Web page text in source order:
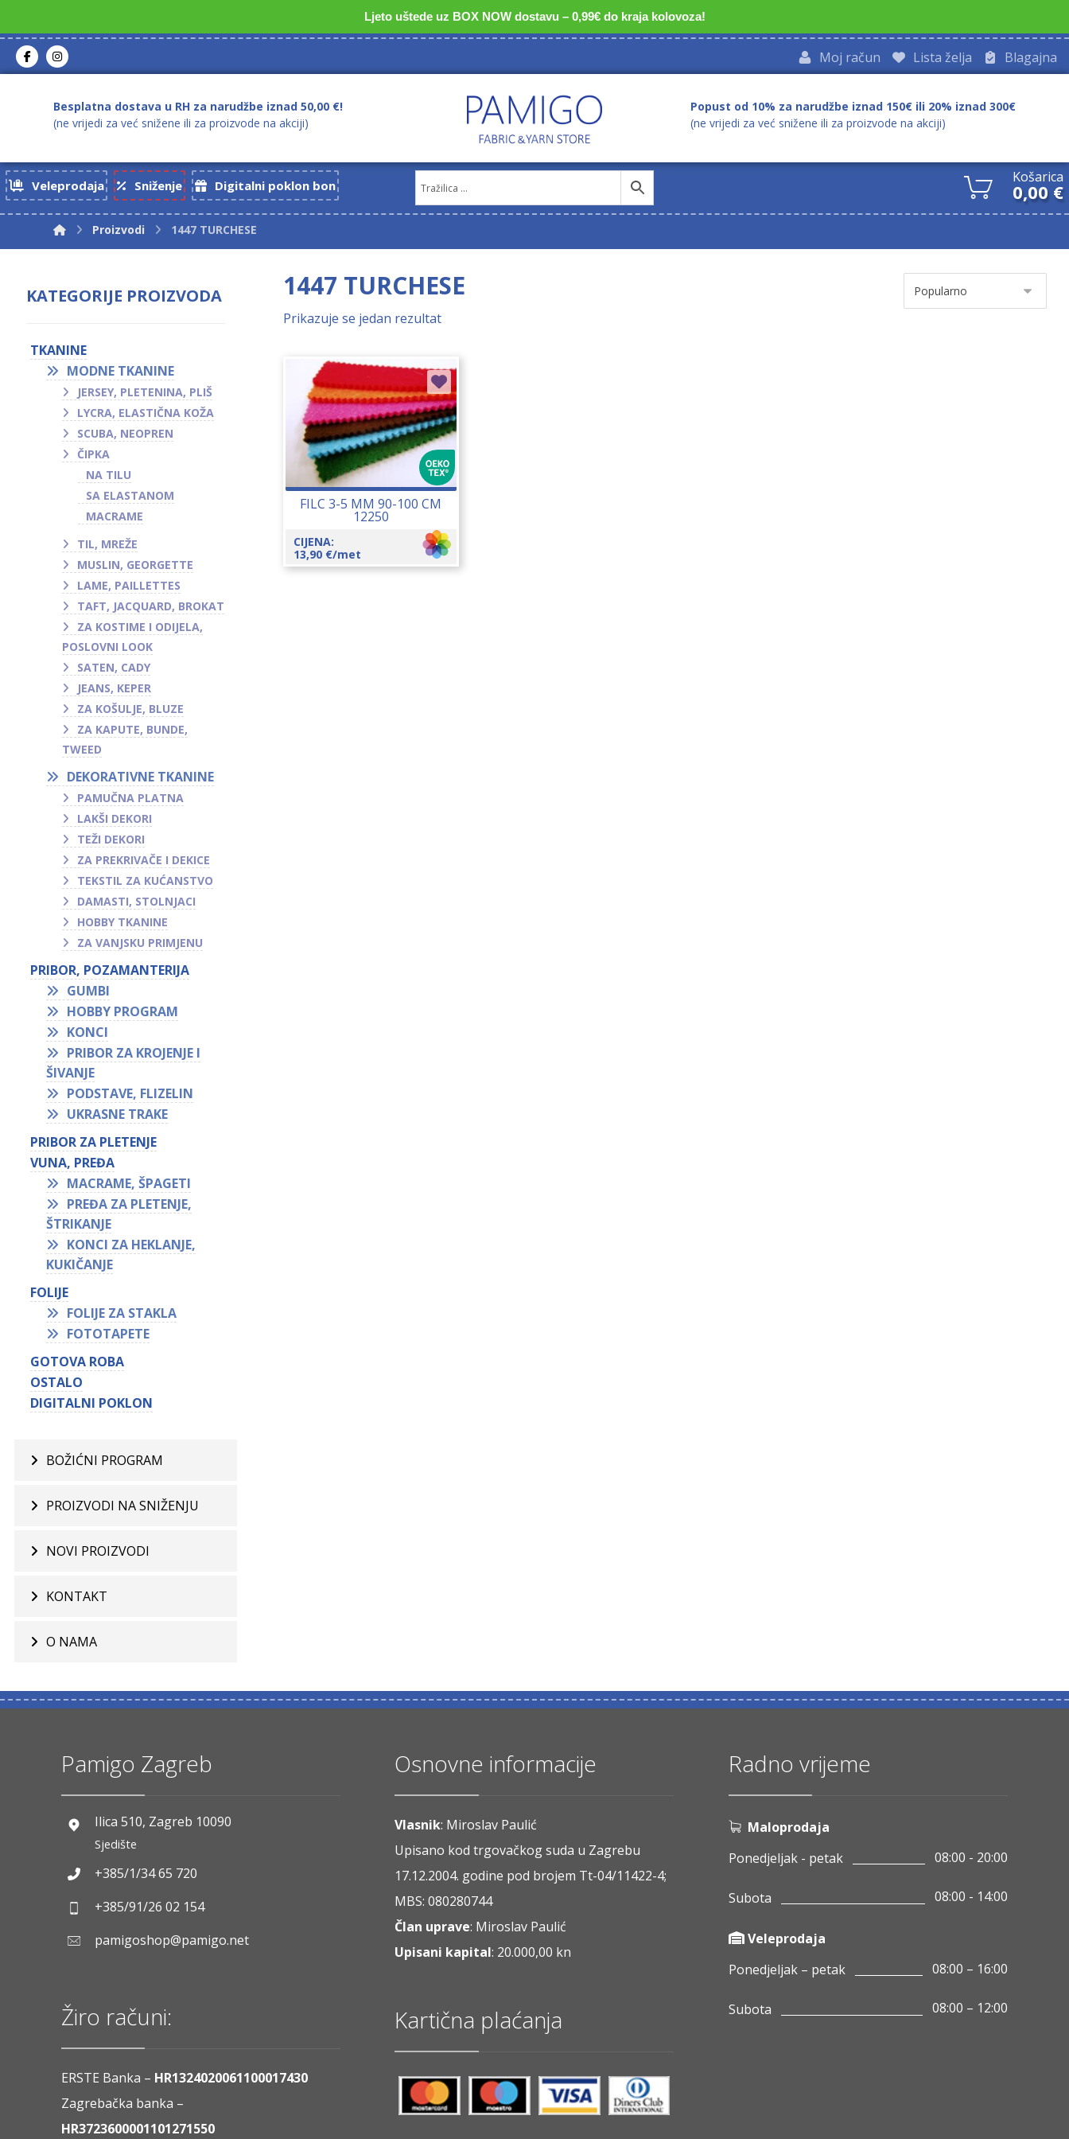
Ljeto uštede uz BOX NOW dostavu – 0,99€ do kraja kolovoza!
Blagajna
Lista želja
Moj račun
Besplatna dostava u RH za narudžbe iznad 50,00 €!
(ne vrijedi za već snižene ili za proizvode na akciji)
Popust od 10% za narudžbe iznad 150€ ili 20% iznad 300€
(ne vrijedi za već snižene ili za proizvode na akciji)
Veleprodaja Sniženje Digitalni poklon bon Košarica
0,00 €
Proizvodi 1447 TURCHESE
1447 TURCHESE
Prikazuje se jedan rezultat
FILC 3-5 MM 90-100 CM
12250
CIJENA:
13,90 €/met
KATEGORIJE PROIZVODA
TKANINE
MODNE TKANINE
JERSEY, PLETENINA, PLIŠ
LYCRA, ELASTIČNA KOŽA
SCUBA, NEOPREN
ČIPKA
NA TILU
SA ELASTANOM
MACRAME
TIL, MREŽE
MUSLIN, GEORGETTE
LAME, PAILLETTES
TAFT, JACQUARD, BROKAT
ZA KOSTIME I ODIJELA,
POSLOVNI LOOK
SATEN, CADY
JEANS, KEPER
ZA KOŠULJE, BLUZE
ZA KAPUTE, BUNDE,
TWEED
DEKORATIVNE TKANINE
PAMUČNA PLATNA
LAKŠI DEKORI
TEŽI DEKORI
ZA PREKRIVAČE I DEKICE
TEKSTIL ZA KUĆANSTVO
DAMASTI, STOLNJACI
HOBBY TKANINE
ZA VANJSKU PRIMJENU
PRIBOR, POZAMANTERIJA
GUMBI
HOBBY PROGRAM
KONCI
PRIBOR ZA KROJENJE I
ŠIVANJE
PODSTAVE, FLIZELIN
UKRASNE TRAKE
PRIBOR ZA PLETENJE
VUNA, PREĐA
MACRAME, ŠPAGETI
PREĐA ZA PLETENJE,
ŠTRIKANJE
KONCI ZA HEKLANJE,
KUKIČANJE
FOLIJE
FOLIJE ZA STAKLA
FOTOTAPETE
GOTOVA ROBA
OSTALO
DIGITALNI POKLON
BOŽIĆNI PROGRAM
PROIZVODI NA SNIŽENJU
NOVI PROIZVODI
KONTAKT
O NAMA
Pamigo Zagreb
Ilica 510, Zagreb 10090
Sjedište
+385/1/34 65 720
+385/91/26 02 154
pamigoshop@pamigo.net
Žiro računi:
ERSTE Banka – HR1324020061100017430
Zagrebačka banka –
HR3723600001101271550
Osnovne informacije
Vlasnik: Miroslav Paulić
Upisano kod trgovačkog suda u Zagrebu
17.12.2004. godine pod brojem Tt-04/11422-4;
MBS: 080280744
Član uprave: Miroslav Paulić
Upisani kapital: 20.000,00 kn
Kartična plaćanja
Radno vrijeme
Maloprodaja
Ponedjeljak - petak
08:00 - 20:00
Subota 08:00 - 14:00
Veleprodaja
Ponedjeljak – petak
08:00 – 16:00
Subota 08:00 – 12:00